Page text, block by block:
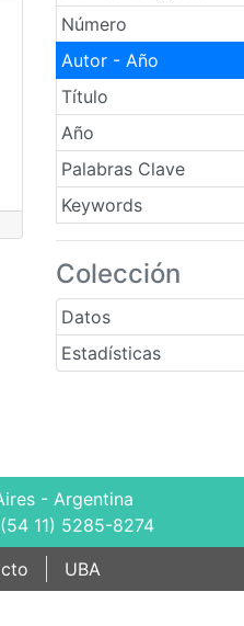
Número
Autor - Año
Título
Año
Palabras Clave
Keywords
Colección
Datos
Estadísticas
- Argentina
11) 5285-8274
UBA